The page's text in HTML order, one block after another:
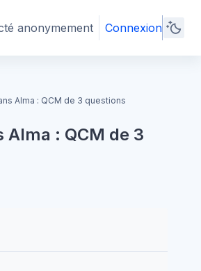
anonymement Connexion
Alma : QCM de 3 questions
Alma : QCM de 3